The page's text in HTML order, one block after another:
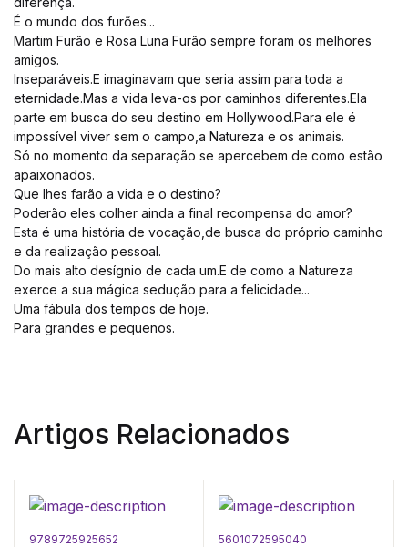
É o mundo dos furões...
Martim Furão e Rosa Luna Furão sempre foram os melhores
amigos.
Inseparáveis.E imaginavam que seria assim para toda a
eternidade.Mas a vida leva-os por caminhos diferentes.Ela
parte em busca do seu destino em Hollywood.Para ele é
impossível viver sem o campo,a Natureza e os animais.
Só no momento da separação se apercebem de como estão
apaixonados.
Que lhes farão a vida e o destino?
Poderão eles colher ainda a final recompensa do amor?
Esta é uma história de vocação,de busca do próprio caminho
e da realização pessoal.
Do mais alto desígnio de cada um.E de como a Natureza
exerce a sua mágica sedução para a felicidade...
Uma fábula dos tempos de hoje.
Para grandes e pequenos.
Artigos Relacionados
9789725925652 5601072595040